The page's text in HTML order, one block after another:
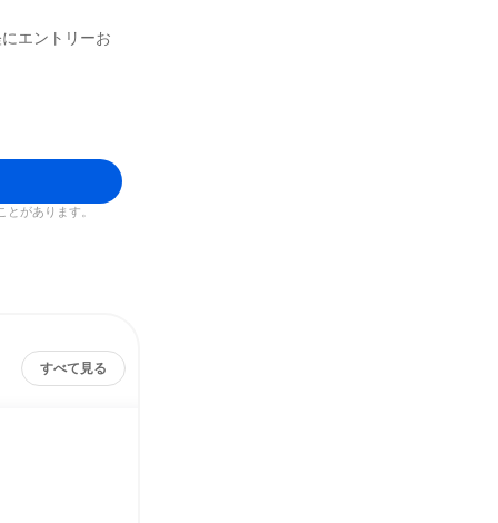
エントリーお
があります。
すべて見る